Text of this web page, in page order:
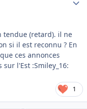
tendue (retard). il ne
si il est reconnu ? En
ces annonces
l'Est :Smiley_16:
1